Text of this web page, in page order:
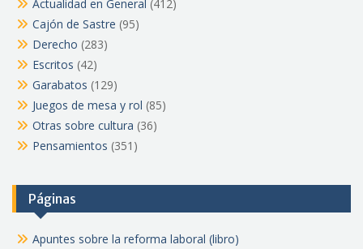
Actualidad en General (412)
Cajón de Sastre (95)
Derecho (283)
Escritos (42)
Garabatos (129)
Juegos de mesa y rol (85)
Otras sobre cultura (36)
Pensamientos (351)
Páginas
Apuntes sobre la reforma laboral (libro)